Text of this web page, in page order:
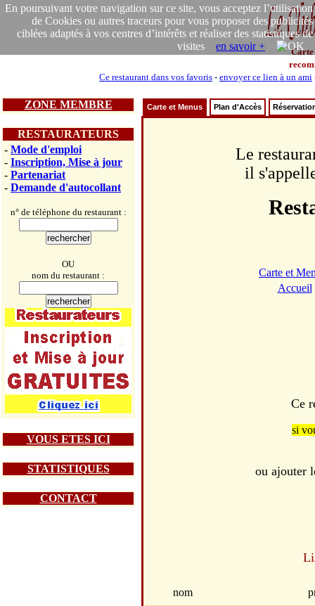
En poursuivant votre navigation sur ce site, vous acceptez l’utilisation
de Cookies ou autres traceurs pour vous proposer des publicités
ciblées adaptés à vos centres d’intérêts et réaliser des statistiques de
visites en savoir +
Carte
Ce restaurant dans vos favoris - envoyer ce lien à un ami
ZONE MEMBRE
RESTAURATEURS
- Mode d'emploi
- Inscription, Mise à jour
- Partenariat
- Demande d'autocollant
n° de téléphone du restaurant :
OU
nom du restaurant :
VOUS ETES ICI
STATISTIQUES
CONTACT
Carte et Menus Plan d'Accès
Le
il
Carte et
Accueil
Ce
si
ou ajouter
nom